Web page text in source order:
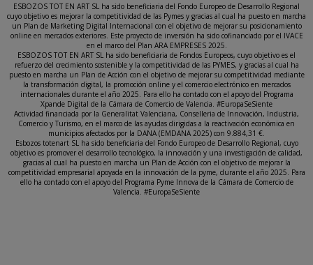
ESBOZOS TOT EN ART SL ha sido beneficiaria del Fondo Europeo de Desarrollo Regional
cuyo objetivo es mejorar la competitividad de las Pymes y gracias al cual ha puesto en marcha
un Plan de Marketing Digital Internacional con el objetivo de mejorar su posicionamiento
online en mercados exteriores. Este proyecto de inversión ha sido cofinanciado por el IVACE
en el marco del Plan ARA EMPRESES 2025.
ESBOZOS TOT EN ART SL ha sido beneficiaria de Fondos Europeos, cuyo objetivo es el
refuerzo del crecimiento sostenible y la competitividad de las PYMES, y gracias al cual ha
puesto en marcha un Plan de Acción con el objetivo de mejorar su competitividad mediante
la transformación digital, la promoción online y el comercio electrónico en mercados
internacionales durante el año 2025. Para ello ha contado con el apoyo del Programa
Xpande Digital de la Cámara de Comercio de Valencia. #EuropaSeSiente
Actividad financiada por la Generalitat Valenciana, Conselleria de Innovación, Industria,
Comercio y Turismo, en el marco de las ayudas dirigidas a la reactivación económica en
municipios afectados por la DANA (EMDANA 2025) con 9.884,31 €.
Esbozos totenart SL ha sido beneficiaria del Fondo Europeo de Desarrollo Regional, cuyo
objetivo es promover el desarrollo tecnológico, la innovación y una investigación de calidad,
gracias al cual ha puesto en marcha un Plan de Acción con el objetivo de mejorar la
competitividad empresarial apoyada en la innovación de la pyme, durante el año 2025. Para
ello ha contado con el apoyo del Programa Pyme Innova de la Cámara de Comercio de
Valencia. #EuropaSeSiente